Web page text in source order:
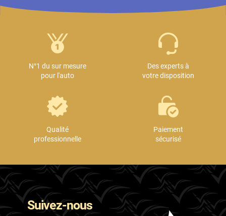
MG
Mitsubishi
Oldsmobile
Ora
Peugeot
Plymouth
N°1 du sur mesure
pour l'auto
Des experts à
votre disposition
Qualité
professionnelle
Paiement
sécurisé
Suivez-nous